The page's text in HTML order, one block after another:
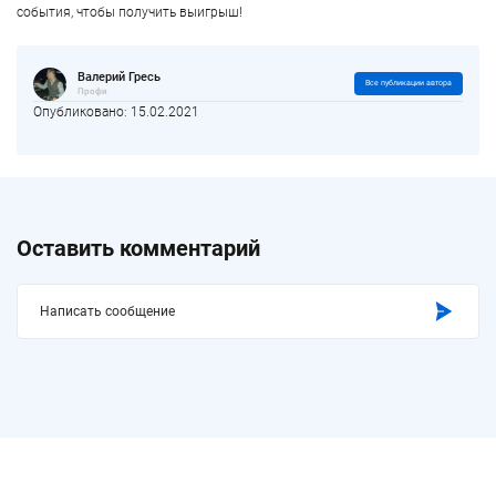
события, чтобы получить выигрыш!
Валерий Гресь
Профи
Все публикации автора
Опубликовано: 15.02.2021
Оставить комментарий
Написать сообщение